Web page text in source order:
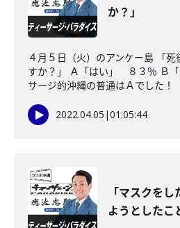
か？」
４月５日（火）のアンケー島 「
すか？」 Ａ「はい」 ８３％ Ｂ
サージ的沖縄の普通はＡでした！
2022.04.05 |01:05:44
「マスクを
ようとしたこ